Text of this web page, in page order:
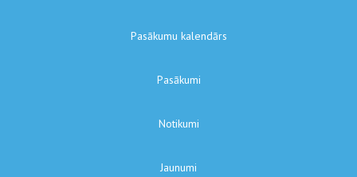
Pasākumu kalendārs
Pasākumi
Notikumi
Jaunumi